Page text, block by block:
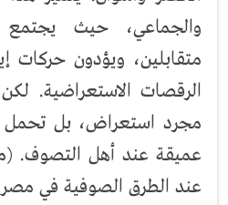
والجماعي، حيث
متقابلين، ويؤدون حركات
الرقصات الاستعراضية.
مجرد استعراض، بل تحمل
عميقة عند أهل التصوف.
عند الطرق الصوفية في مصر،